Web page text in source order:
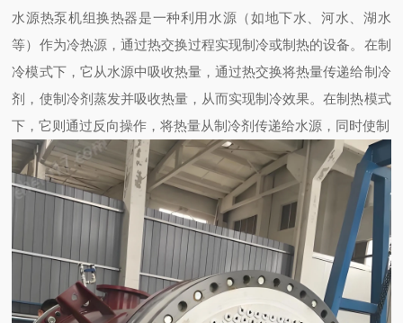
水源热泵机组换热器是一种利用水源（如地下水、河水、湖水
等）作为冷热源，通过热交换过程实现制冷或制热的设备。在制
冷模式下，它从水源中吸收热量，通过热交换将热量传递给制冷
剂，使制冷剂蒸发并吸收热量，从而实现制冷效果。在制热模式
下，它则通过反向操作，将热量从制冷剂传递给水源，同时使制